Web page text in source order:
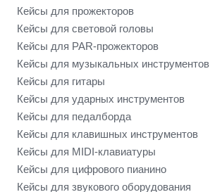
Кейсы для прожекторов
Кейсы для световой головы
Кейсы для PAR-прожекторов
Кейсы для музыкальных инструментов
Кейсы для гитары
Кейсы для ударных инструментов
Кейсы для педалборда
Кейсы для клавишных инструментов
Кейсы для MIDI-клавиатуры
Кейсы для цифрового пианино
Кейсы для звукового оборудования